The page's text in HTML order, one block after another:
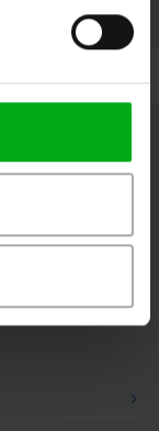
Shopmonkey